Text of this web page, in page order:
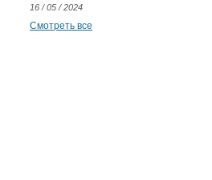
16 / 05 / 2024
Смотреть все